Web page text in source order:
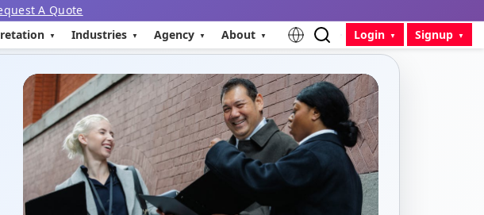
A Quote
Industries Agency About Login Signup